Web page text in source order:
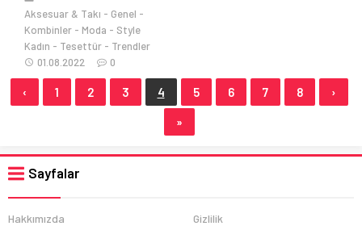
Aksesuar & Takı
Genel
Kombinler
Moda
Style
Kadın
Tesettür
Trendler
01.08.2022
0
‹ 1 2 3 4 5 6 7 8 ›
»
Sayfalar
Hakkımızda Gizlilik